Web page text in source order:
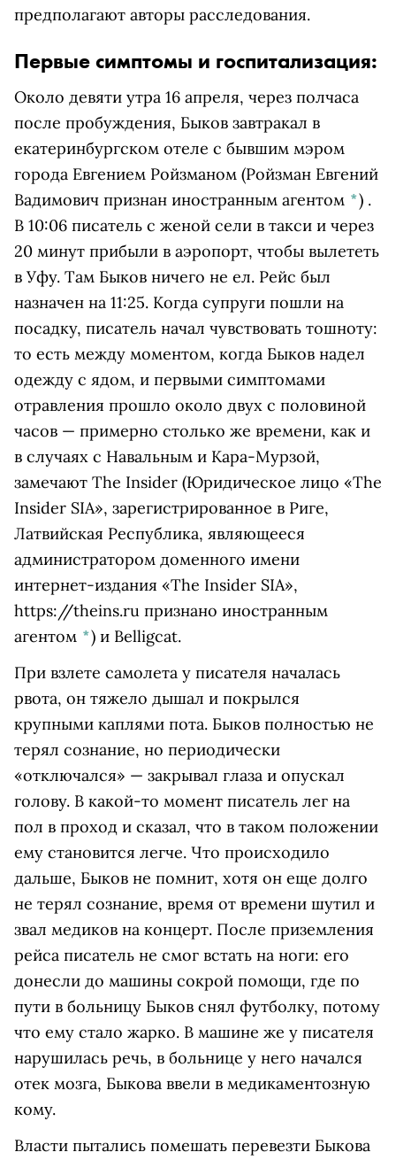
предполагают авторы расследования.
Первые симптомы и госпитализация:
Около девяти утра 16 апреля, через полчаса
после пробуждения, Быков завтракал в
екатеринбургском отеле с бывшим мэром
города Евгением Ройзманом (Ройзман Евгений
Вадимович признан иностранным агентом *) .
В 10:06 писатель с женой сели в такси и через
20 минут прибыли в аэропорт, чтобы вылететь
в Уфу. Там Быков ничего не ел. Рейс был
назначен на 11:25. Когда супруги пошли на
посадку, писатель начал чувствовать тошноту:
то есть между моментом, когда Быков надел
одежду с ядом, и первыми симптомами
отравления прошло около двух с половиной
часов — примерно столько же времени, как и
в случаях с Навальным и Кара-Мурзой,
замечают The Insider (Юридическое лицо «The
Insider SIA», зарегистрированное в Риге,
Латвийская Республика, являющееся
администратором доменного имени
интернет-издания «The Insider SIA»,
https://theins.ru признано иностранным
агентом *) и Belligcat.
При взлете самолета у писателя началась
рвота, он тяжело дышал и покрылся
крупными каплями пота. Быков полностью не
терял сознание, но периодически
«отключался» — закрывал глаза и опускал
голову. В какой-то момент писатель лег на
пол в проход и сказал, что в таком положении
ему становится легче. Что происходило
дальше, Быков не помнит, хотя он еще долго
не терял сознание, время от времени шутил и
звал медиков на концерт. После приземления
рейса писатель не смог встать на ноги: его
донесли до машины сокрой помощи, где по
пути в больницу Быков снял футболку, потому
что ему стало жарко. В машине же у писателя
нарушилась речь, в больнице у него начался
отек мозга, Быкова ввели в медикаментозную
кому.
Власти пытались помешать перевезти Быкова